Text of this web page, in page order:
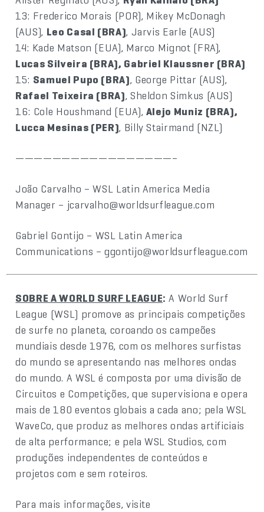
13: Frederico Morais (POR), Mikey McDonagh
(AUS), Leo Casal (BRA), Jarvis Earle (AUS)
14: Kade Matson (EUA), Marco Mignot (FRA),
Lucas Silveira (BRA), Gabriel Klaussner (BRA)
15: Samuel Pupo (BRA), George Pittar (AUS),
Rafael Teixeira (BRA), Sheldon Simkus (AUS)
16: Cole Houshmand (EUA), Alejo Muniz (BRA),
Lucca Mesinas (PER), Billy Stairmand (NZL)
—————————————————–
João Carvalho – WSL Latin America Media
Manager – jcarvalho@worldsurfleague.com
Gabriel Gontijo – WSL Latin America
Communications – ggontijo@worldsurfleague.com
SOBRE A WORLD SURF LEAGUE: A World Surf
League (WSL) promove as principais competições
de surfe no planeta, coroando os campeões
mundiais desde 1976, com os melhores surfistas
do mundo se apresentando nas melhores ondas
do mundo. A WSL é composta por uma divisão de
Circuitos e Competições, que supervisiona e opera
mais de 180 eventos globais a cada ano; pela WSL
WaveCo, que produz as melhores ondas artificiais
de alta performance; e pela WSL Studios, com
produções independentes de conteúdos e
projetos com e sem roteiros.
Para mais informações, visite